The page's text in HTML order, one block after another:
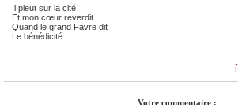
Il pleut sur la cité,
Et mon cœur reverdit
Quand le grand Favre dit
Le bénédicité.
Votre commentaire :